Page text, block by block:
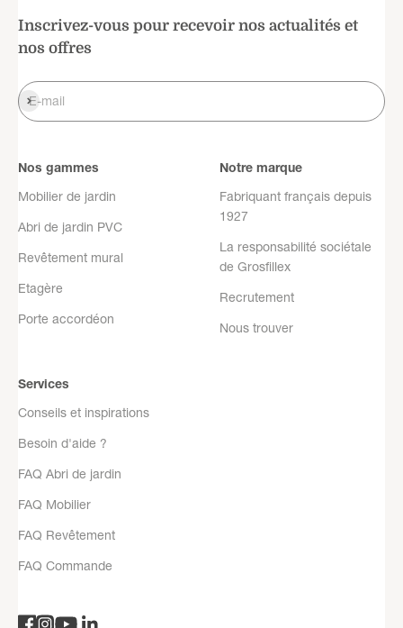
Inscrivez-vous pour recevoir nos actualités et
nos offres
E-mail
S'inscrire
Nos gammes
Mobilier de jardin
Abri de jardin PVC
Revêtement mural
Etagère
Porte accordéon
Notre marque
Fabriquant français depuis
1927
La responsabilité sociétale
de Grosfillex
Recrutement
Nous trouver
Services
Conseils et inspirations
Besoin d'aide ?
FAQ Abri de jardin
FAQ Mobilier
FAQ Revêtement
FAQ Commande